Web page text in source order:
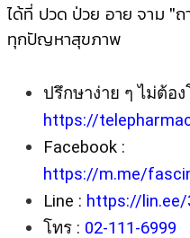
ได้ที่ ปวด ป่วย อาย จาม "ถ
ทุกปัญหาสุขภาพ
https://
https://m.me/
Line : https://
โทร : 02-111-6999